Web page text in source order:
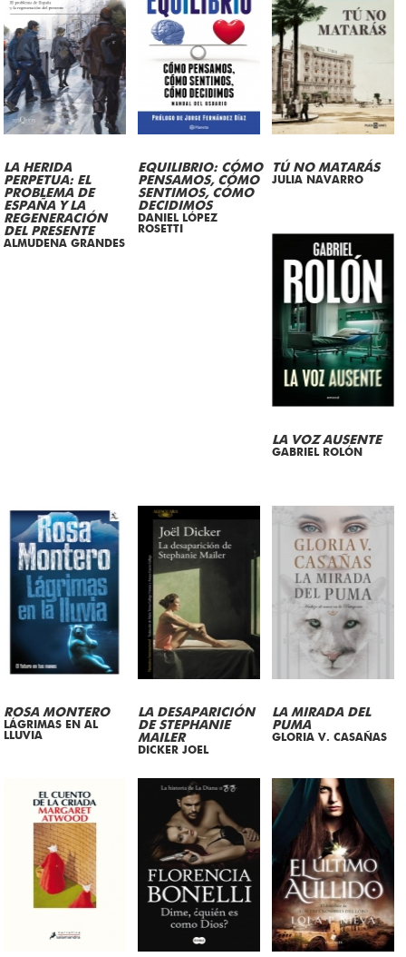
LA HERIDA
PERPETUA: EL
PROBLEMA DE
ESPAÑA Y LA
REGENERACIÓN
DEL PRESENTE
ALMUDENA GRANDES
EQUILIBRIO: CÓMO
PENSAMOS, CÓMO
SENTIMOS, CÓMO
DECIDIMOS
DANIEL LÓPEZ
ROSETTI
TÚ NO MATARÁS
JULIA NAVARRO
LA VOZ AUSENTE
GABRIEL ROLÓN
ROSA MONTERO
LÁGRIMAS EN AL
LLUVIA
LA DESAPARICIÓN
DE STEPHANIE
MAILER
DICKER JOEL
LA MIRADA DEL
PUMA
GLORIA V. CASAÑAS